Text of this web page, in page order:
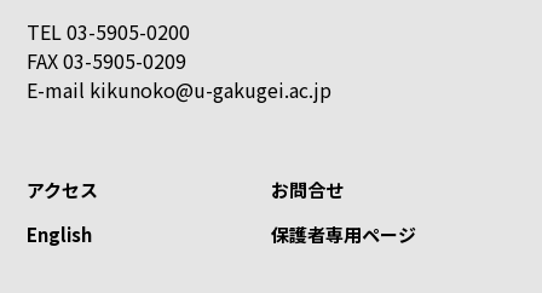
TEL 03-5905-0200
FAX 03-5905-0209
E-mail kikunoko@u-gakugei.ac.jp
アクセス
お問合せ
English
保護者専用ページ